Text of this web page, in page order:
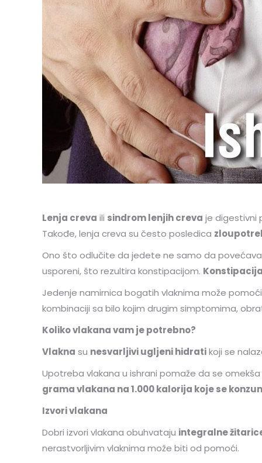
Lenja creva ili sindrom lenjih creva je digestivni
Takođe, lenja creva su često posledica
Ono što odlučite da jedete ne samo da povećava
usporeni, što rezultira konstipacijom. Konstipacija
Jedenje namirnica bogatih vlaknima može
kombinaciji sa bilo kojim drugim simptomima,
Koliko vlakana vam je potrebno?
Vlakna su nesvarljivi ugljeni hidratikoji se
Upotreba vlakana u ishrani pomaže da se
grama vlakana na 1.000 kalorija koje se
Izvori vlakana
Dobri izvori vlakana obuhvataju integralne
nerastvorljivim vlaknima može biti od pomoći.